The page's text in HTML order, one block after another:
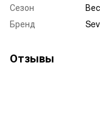
Сезон
Бренд
Отзывы